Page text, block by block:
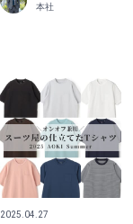
本社
2025.04.27